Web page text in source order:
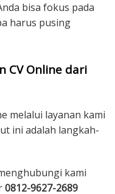
bisa fokus pada
harus pusing
CV Online dari
melalui layanan kami
ini adalah langkah-
kami
0812-9627-2689